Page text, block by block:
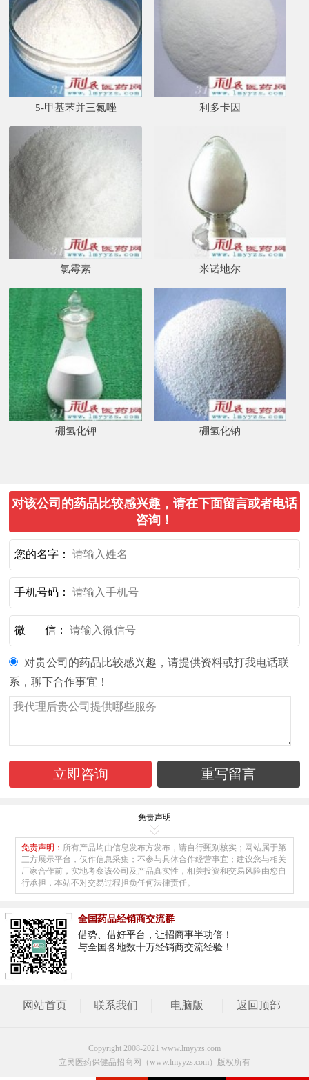
5-甲基苯并三氮唑 利多卡因
氯霉素 米诺地尔
硼氢化钾 硼氢化钠
对该公司的药品比较感兴趣，请在下面留言或者电话
咨询！
您的名字：
手机号码：
微 信：
对贵公司的药品比较感兴趣，请提供资料或打我电话联
系，聊下合作事宜！
免责声明
免责声明： 所有产品均由信息发布方发布，请自行甄别核实；网站属于第
三方展示平台，仅作信息采集；不参与具体合作经营事宜；建议您与相关
厂家合作前，实地考察该公司及产品真实性，相关投资和交易风险由您自
行承担，本站不对交易过程担负任何法律责任。
全国药品经销商交流群
借势、借好平台，让招商事半功倍！
与全国各地数十万经销商交流经验！
网站首页 联系我们 电脑版 返回顶部
Copyright 2008-2021 www.lmyyzs.com
立民医药保健品招商网（www.lmyyzs.com）版权所有